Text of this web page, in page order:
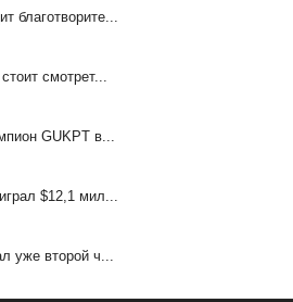
благотворите...
смотрет...
GUKPT в...
$12,1 мил...
уже второй ч...